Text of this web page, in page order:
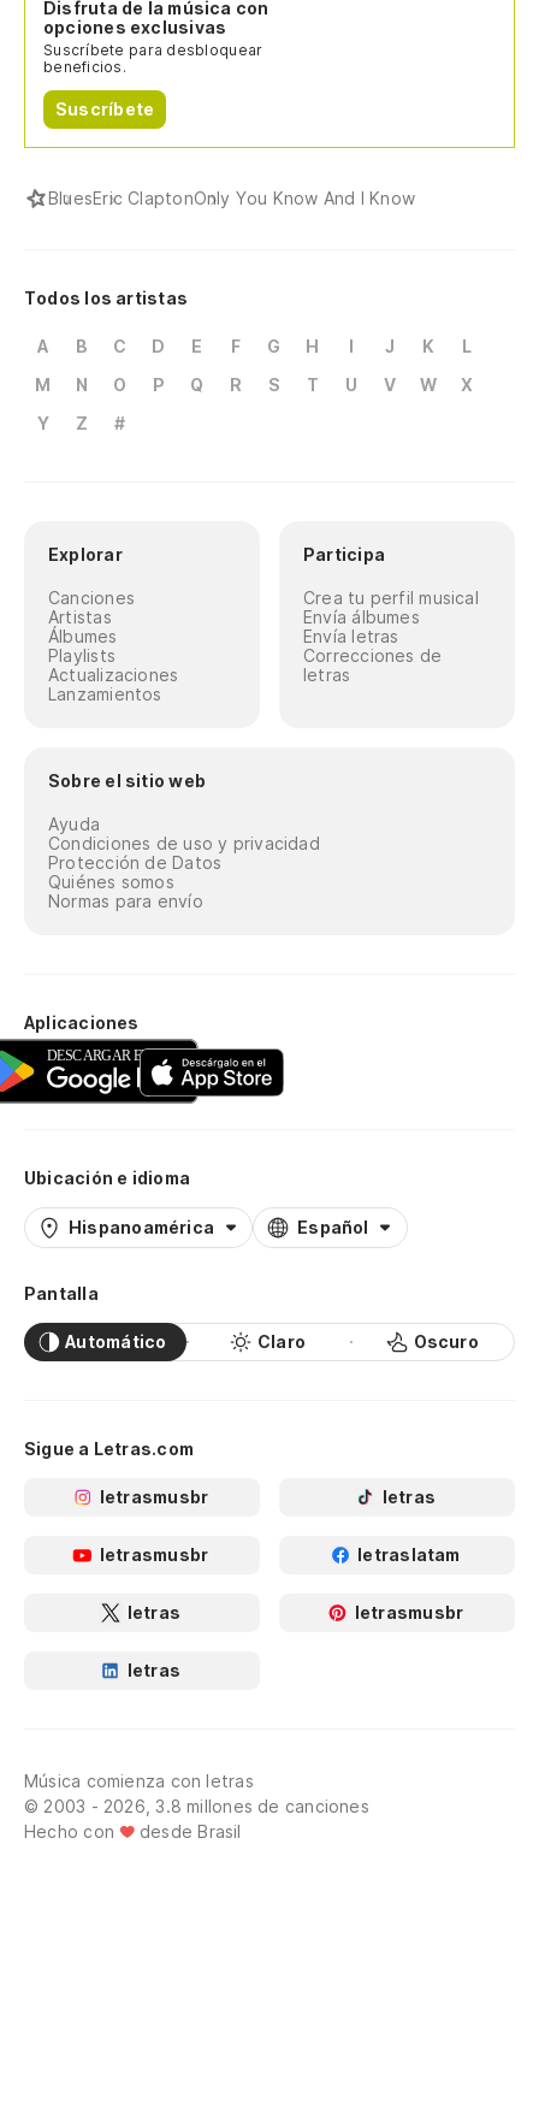
Disfruta de la música con
opciones exclusivas
Suscríbete para desbloquear
beneficios.
Suscríbete
BluesEric ClaptonOnly You Know And I Know
Todos los artistas
A B C D E F G H I J K
L
M
N O P Q R S T U V W
X
Y
Z #
Explorar
Canciones
Artistas
Álbumes
Playlists
Actualizaciones
Lanzamientos
Participa
Crea tu perfil musical
Envía álbumes
Envía letras
Correcciones de
letras
Sobre el sitio web
Ayuda
Condiciones de uso y privacidad
Protección de Datos
Quiénes somos
Normas para envío
Aplicaciones
Ubicación e idioma
Hispanoamérica Español
Pantalla
Automático Claro Oscuro
Sigue a Letras.com
letrasmusbr letras
letrasmusbr letraslatam
letras letrasmusbr
letras
Música comienza con letras
© 2003 - 2026, 3.8 millones de canciones
Hecho con
desde Brasil